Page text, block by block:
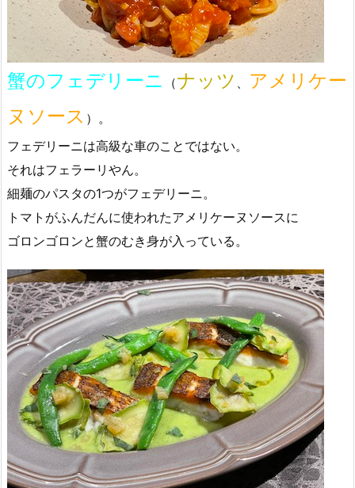
蟹のフェデリーニ （ナッツ 、 アメリケー
ヌソース ）。
フェデリーニは高級な車のことではない。
それはフェラーリやん。
細麺のパスタの1つがフェデリーニ。
トマトがふんだんに使われたアメリケーヌソースに
ゴロンゴロンと蟹のむき身が入っている。